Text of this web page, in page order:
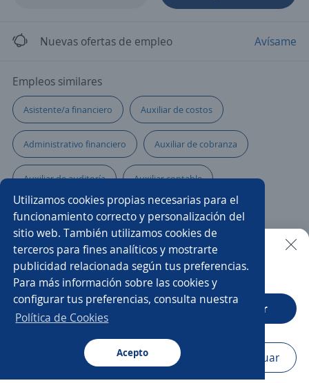
Utilizamos cookies propias necesarias para el
funcionamiento correcto y personalización del
sitio web. También utilizamos cookies de
terceros para fines analíticos y mostrarte
publicidad relacionada según tus preferencias.
Para más información sobre las cookies y
configurar tus preferencias, consulta nuestra
Política de Cookies
Acepto
Buscar Aplicaciones Avisos Favoritos
Nuevas ofertas de empleo Avísame
Empleos similares
Asistente/a financiero Auxiliar de costos
Administrativo financiero Auxiliar de cobranza
Auxiliar de auditoría Auxiliar contable
Asistente/a contable Auxiliar de facturación
Auxiliar administrativo/a Analista contable
Auxiliar de créditos Auxiliar contable y administrativo
Auxiliar contable contador
Asistente cobranza
Buscar es más fácil en la app
CT App Abrir
Navegador Continuar